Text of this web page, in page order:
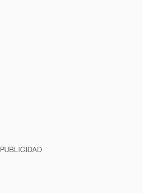
PUBLICIDAD